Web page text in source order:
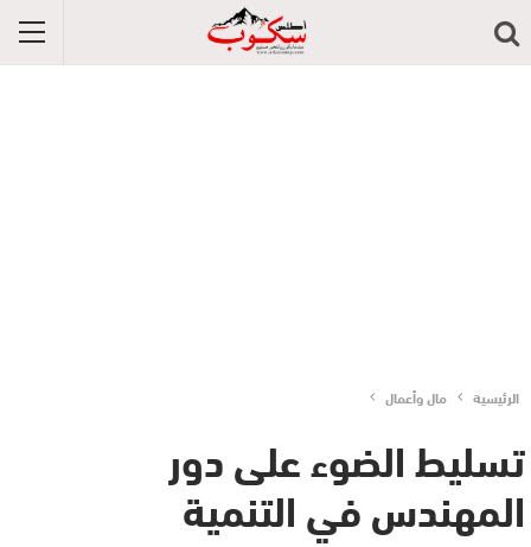
الرئيسية مال وأعمال
تسليط الضوء على دور
المهندس في التنمية